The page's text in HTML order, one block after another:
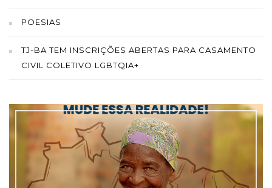
POESIAS
TJ-BA TEM INSCRIÇÕES ABERTAS PARA CASAMENTO
CIVIL COLETIVO LGBTQIA+